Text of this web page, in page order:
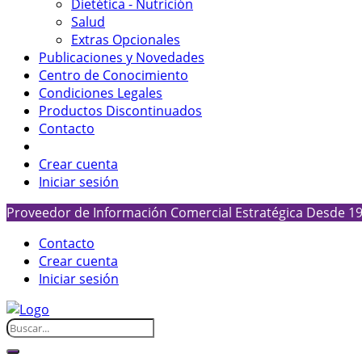
Dietética - Nutrición
Salud
Extras Opcionales
Publicaciones y Novedades
Centro de Conocimiento
Condiciones Legales
Productos Discontinuados
Contacto
Crear cuenta
Iniciar sesión
Proveedor de Información Comercial Estratégica Desde
Contacto
Crear cuenta
Iniciar sesión